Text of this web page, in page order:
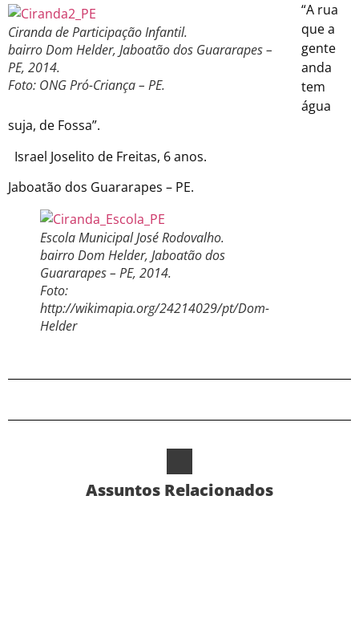
Ciranda de Participação Infantil.
bairro Dom Helder, Jaboatão dos Guararapes –
PE, 2014.
Foto: ONG Pró-Criança – PE.
“A rua
que a
gente
anda
tem
água
suja, de Fossa”.
Israel Joselito de Freitas, 6 anos.
Jaboatão dos Guararapes – PE.
Escola Municipal José Rodovalho.
bairro Dom Helder, Jaboatão dos
Guararapes – PE, 2014.
Foto:
http://wikimapia.org/24214029/pt/Dom-
Helder
Assuntos Relacionados